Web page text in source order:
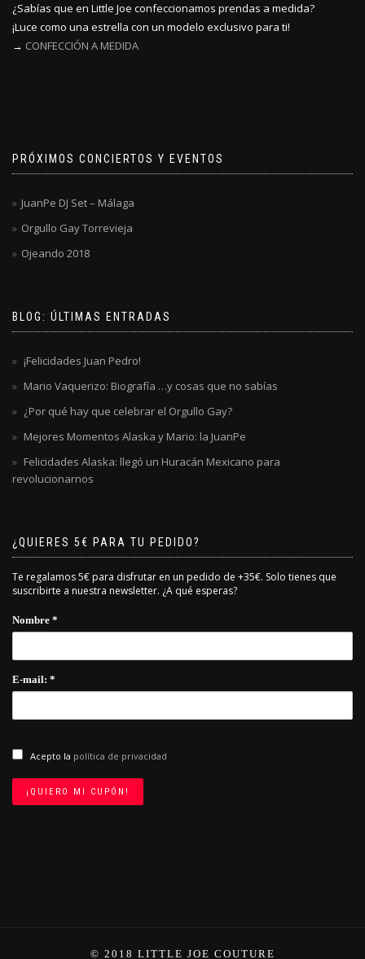
¿Sabías que en Little Joe confeccionamos prendas a medida?
¡Luce como una estrella con un modelo exclusivo para ti!
→ CONFECCIÓN A MEDIDA
PRÓXIMOS CONCIERTOS Y EVENTOS
JuanPe DJ Set – Málaga
Orgullo Gay Torrevieja
Ojeando 2018
BLOG: ÚLTIMAS ENTRADAS
¡Felicidades Juan Pedro!
Mario Vaquerizo: Biografía …y cosas que no sabías
¿Por qué hay que celebrar el Orgullo Gay?
Mejores Momentos Alaska y Mario: la JuanPe
Felicidades Alaska: llegó un Huracán Mexicano para
revolucionarnos
¿QUIERES 5€ PARA TU PEDIDO?
Te regalamos 5€ para disfrutar en un pedido de +35€. Solo tienes que
suscribirte a nuestra newsletter. ¿A qué esperas?
Nombre *
E-mail: *
Acepto la política de privacidad
© 2018 LITTLE JOE COUTURE